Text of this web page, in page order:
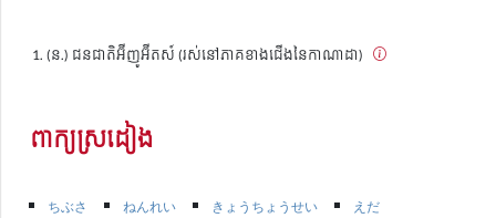
(ន.) ជនជាតិអ៊ីញូអ៊ីតស៍ (រស់នៅភាគខាងជើងនៃកាណាដា)
ពាក្យស្រដៀង
ちぶさ ねんれい きょうちょうせい
えだ